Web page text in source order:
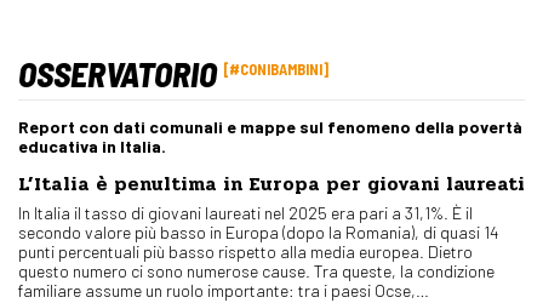
OSSERVATORIO #CONIBAMBINI
Report con dati comunali e mappe sul fenomeno della povertà
educativa in Italia.
L’Italia è penultima in Europa per giovani laureati
In Italia il tasso di giovani laureati nel 2025 era pari a 31,1%. È il
secondo valore più basso in Europa (dopo la Romania), di quasi 14
punti percentuali più basso rispetto alla media europea. Dietro
questo numero ci sono numerose cause. Tra queste, la condizione
familiare assume un ruolo importante: tra i paesi Ocse,…